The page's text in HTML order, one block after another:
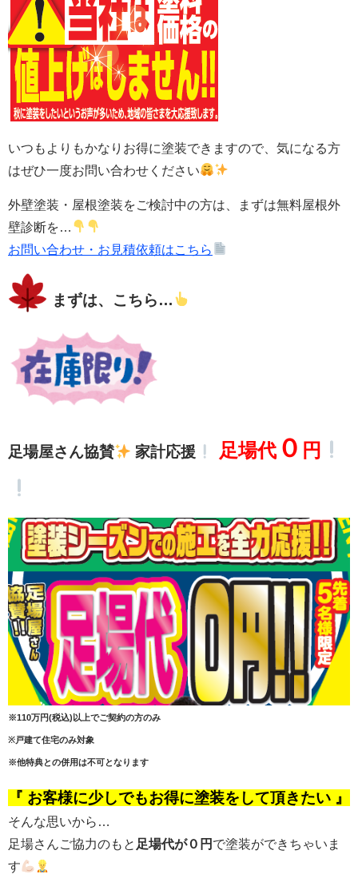
いつもよりもかなりお得に塗装できますので、気になる方
はぜひ一度お問い合わせください
外壁塗装・屋根塗装をご検討中の方は、まずは無料屋根外
壁診断を…
お問い合わせ・お見積依頼はこちら
まずは、こちら…
足場屋さん協賛 家計応援 足場代０ 円
※110万円(税込)以上でご契約の方のみ
※戸建て住宅のみ対象
※他特典との併用は不可となります
『 お客様に少しでもお得に塗装をして頂きたい 』
そんな思いから…
足場さんご協力のもと 足場代が０円 で塗装ができちゃいま
す